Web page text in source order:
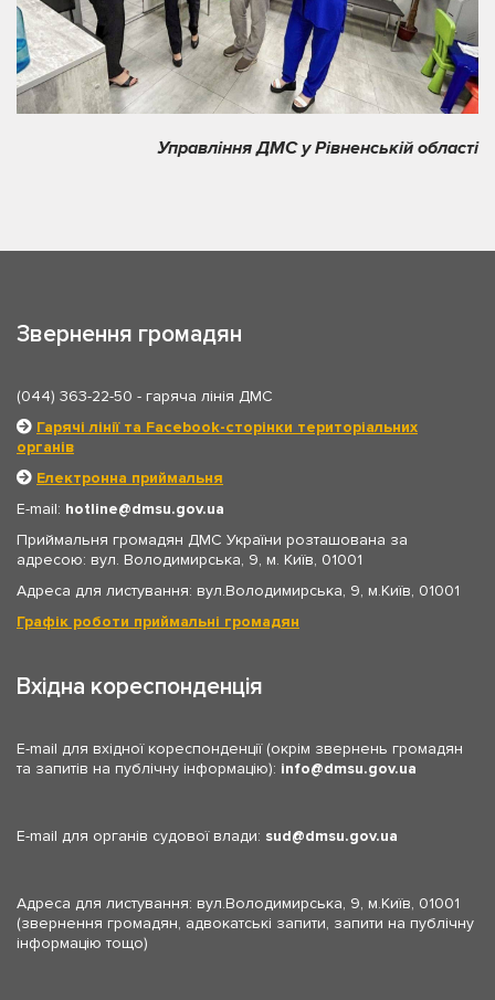
Управління ДМС у Рівненській області
Звернення громадян
(044) 363-22-50 - гаряча лінія ДМС
Гарячі лінії та Facebook-сторінки територіальних
органів
Електронна приймальня
E-mail: hotline
dmsu.gov.ua
Приймальня громадян ДМС України розташована за
адресою: вул. Володимирська, 9, м. Київ, 01001
Адреса для листування: вул.Володимирська, 9, м.Київ, 01001
Графік роботи приймальні громадян
Вхідна кореспонденція
E-mail для вхідної кореспонденції (окрім звернень громадян
та запитів на публічну інформацію): info dmsu.gov.ua
E-mail для органів судової влади: sud dmsu.gov.ua
Адреса для листування: вул.Володимирська, 9, м.Київ, 01001
(звернення громадян, адвокатські запити, запити на публічну
інформацію тощо)